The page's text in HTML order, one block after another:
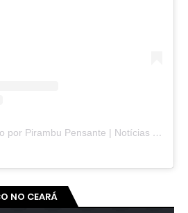
Um post compartilhado por Pirambu Pensante | Notícias & Entretenimento (@pirambupensante)
NO CEARÁ